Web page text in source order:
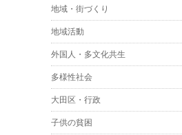
地域・街づくり
地域活動
外国人・多文化共生
多様性社会
大田区・行政
子供の貧困